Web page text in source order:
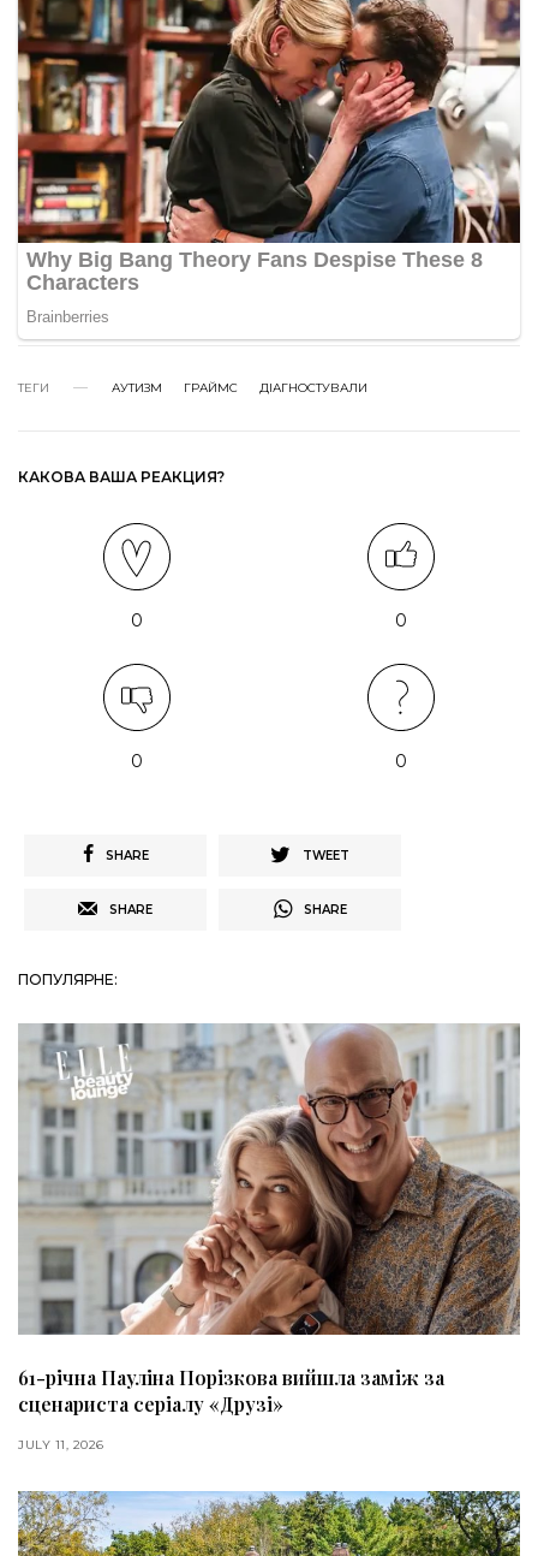
ТЕГИ АУТИЗМ ГРАЙМС ДІАГНОСТУВАЛИ
КАКОВА ВАША РЕАКЦИЯ?
0 0
0 0
SHARE TWEET
SHARE SHARE
ПОПУЛЯРНЕ:
61-річна Пауліна Порізкова вийшла заміж за
сценариста серіалу «Друзі»
JULY 11, 2026